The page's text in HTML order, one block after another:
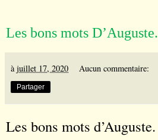
Les bons mots D’Auguste.
à juillet 17, 2020 Aucun commentaire:
Partager
Les bons mots d’Auguste.